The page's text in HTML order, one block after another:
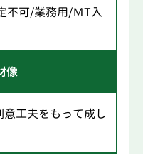
不可/業務用/ＭT入
像
工夫をもって成し